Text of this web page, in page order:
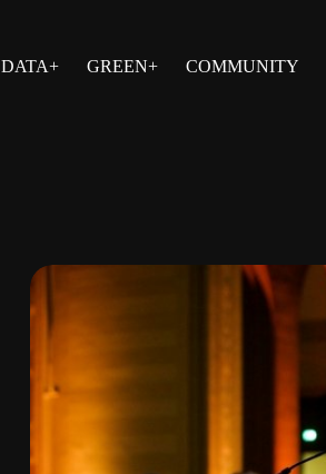
DATA+ GREEN+ COMMUNITY